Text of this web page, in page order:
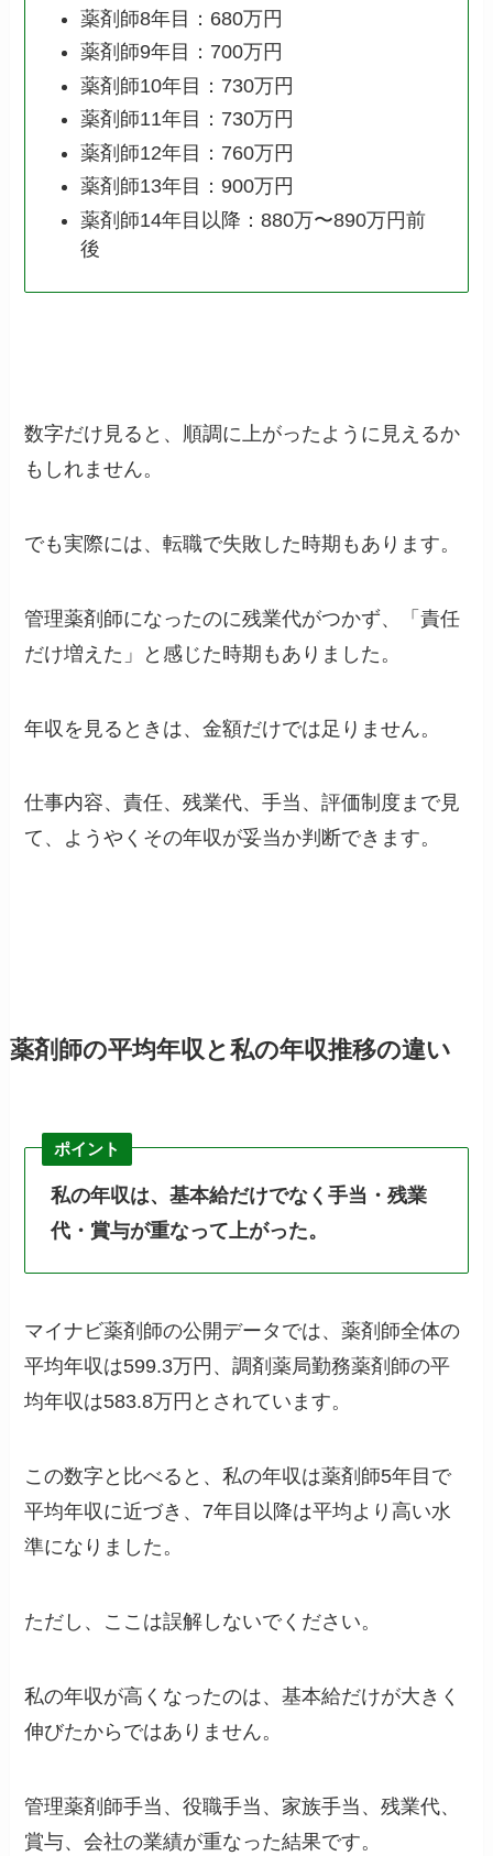
薬剤師8年目：680万円
薬剤師9年目：700万円
薬剤師10年目：730万円
薬剤師11年目：730万円
薬剤師12年目：760万円
薬剤師13年目：900万円
薬剤師14年目以降：880万〜890万円前
後
数字だけ見ると、順調に上がったように見えるか
もしれません。
でも実際には、転職で失敗した時期もあります。
管理薬剤師になったのに残業代がつかず、「責任
だけ増えた」と感じた時期もありました。
年収を見るときは、金額だけでは足りません。
仕事内容、責任、残業代、手当、評価制度まで見
て、ようやくその年収が妥当か判断できます。
薬剤師の平均年収と私の年収推移の違い
ポイント
私の年収は、基本給だけでなく手当・残業
代・賞与が重なって上がった。
マイナビ薬剤師の公開データでは、薬剤師全体の
平均年収は599.3万円、調剤薬局勤務薬剤師の平
均年収は583.8万円とされています。
この数字と比べると、私の年収は薬剤師5年目で
平均年収に近づき、7年目以降は平均より高い水
準になりました。
ただし、ここは誤解しないでください。
私の年収が高くなったのは、基本給だけが大きく
伸びたからではありません。
管理薬剤師手当、役職手当、家族手当、残業代、
賞与、会社の業績が重なった結果です。